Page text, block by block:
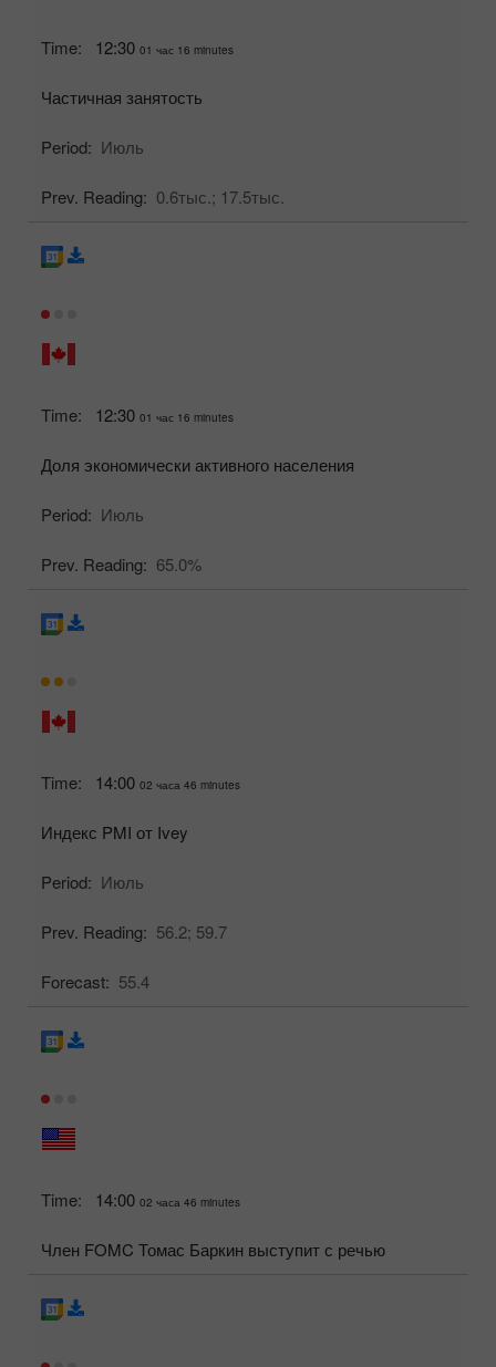
Time: 12:30 01 час 16 minutes
Частичная занятость
Period: Июль
Prev. Reading: 0.6тыс.; 17.5тыс.
Time: 12:30 01 час 16 minutes
Доля экономически активного населения
Period: Июль
Prev. Reading: 65.0%
Time: 14:00 02 часа 46 minutes
Индекс PMI от Ivey
Period: Июль
Prev. Reading: 56.2; 59.7
Forecast: 55.4
Time: 14:00 02 часа 46 minutes
Член FOMC Томас Баркин выступит с речью